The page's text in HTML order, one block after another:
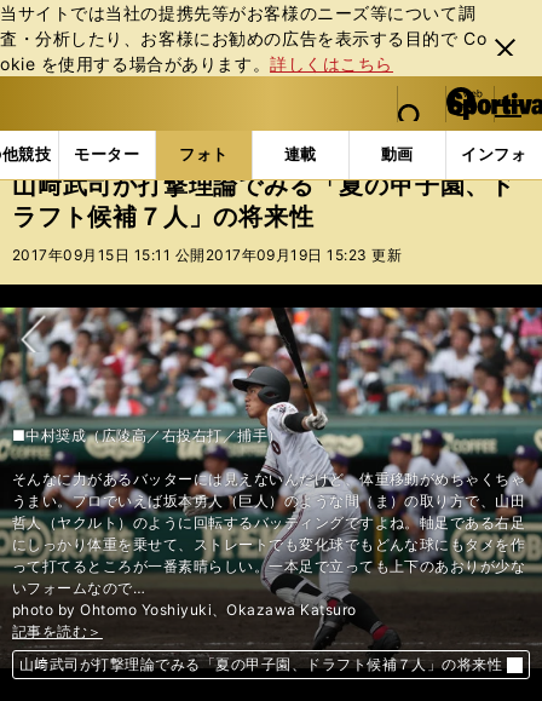
当サイトでは当社の提携先等がお客様のニーズ等について調
査・分析したり、お客様にお勧めの広告を表⽰する⽬的で Co
okie を使⽤する場合があります。詳しくはこちら
閉じ
る
web Sportiva (webスポルティーバ)
検索
マイペ
ー
ジ
メニュ
競技 モーター フォト 連載 動画 インフォ
b
ス
ポ
ル
バ
フォトギャラリー コラムフォト 山﨑武司が打撃理
山﨑武司が打撃理論でみる「夏の甲子園、ド
ラフト候補７人」の将来性
2017年09月15日 15:11 公開 2017年09月19日 15:23 更新
次へ
■中村奨成（広陵高／右投右打／捕手）
そんなに力があるバッターには見えないんだけど、体重移動がめちゃくちゃ
うまい。プロでいえば坂本勇人（巨人）のような間（ま）の取り方で、山田
哲人（ヤクルト）のように回転するバッティングですよね。軸足である右足
にしっかり体重を乗せて、ストレートでも変化球でもどんな球にもタメを作
って打てるところが一番素晴らしい。一本足で立っても上下のあおりが少な
いフォームなので…
photo by Ohtomo Yoshiyuki、Okazawa Katsuro
記事を読む＞
山﨑武司が打撃理論でみる「夏の甲子園、ドラフト候補７人」の将来性
記事を読む＞
山﨑武司が打撃理論でみる「夏の甲子園、ドラフト候補７人」の将来性
記事を読む＞
山﨑武司が打撃理論でみる「夏の甲子園、ドラフト候補７人」の将来性
記事を読む＞
山﨑武司が打撃理論でみる「夏の甲子園、ドラフト候補７人」の将来性
記事を読む＞
山﨑武司が打撃理論でみる「夏の甲子園、ドラフト候補７人」の将来性
記事を読む＞
山﨑武司が打撃理論でみる「夏の甲子園、ドラフト候補７人」の将来性
記事を読む＞
山﨑武司が打撃理論でみる「夏の甲子園、ドラフト候補７人」の将来性
前へ